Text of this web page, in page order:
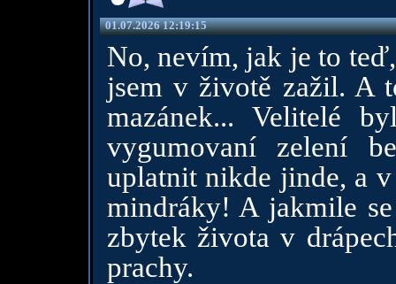
01.07.2026 12:19:15
No, nevím, jak je to
jsem v životě zažil. A
mazánek... Velitelé
vygumovaní zelení
uplatnit nikde jinde, a
mindráky! A jakmile
zbytek života v
prachy.